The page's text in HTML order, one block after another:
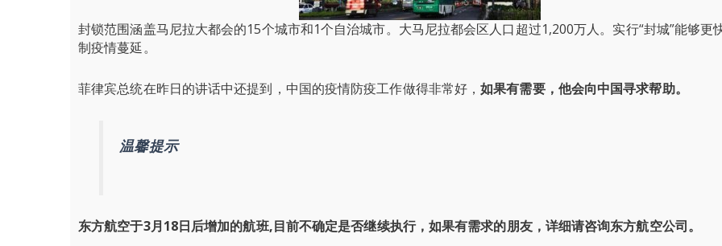
封锁范围涵盖马尼拉大都会的15个城市和1个自治城市。大马尼拉都会区人口超过1,200万人。实行“封城”能够更
制疫情蔓延。
菲律宾总统在昨日的讲话中还提到，中国的疫情防疫工作做得非常好，如果有需要，他会向中国寻求帮助。
温馨提示
东方航空于3月18日后增加的航班,目前不确定是否继续执行，如果有需求的朋友，详细请咨询东方航空公司。